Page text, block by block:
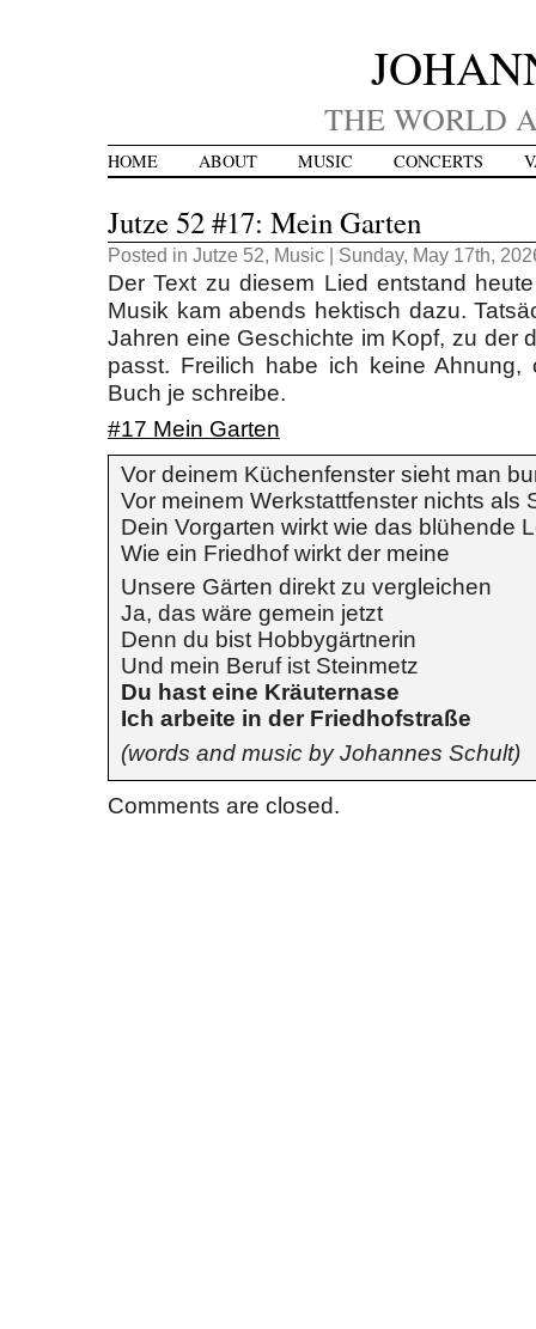
THE WORLD
HOME ABOUT MUSIC CONCERTS
Jutze 52 #17: Mein Garten
Posted in Jutze 52, Music | Sunday, May 17th,
Der Text zu diesem Lied entstand
Musik kam abends hektisch dazu.
Jahren eine Geschichte im Kopf, zu der
passt. Freilich habe ich keine
Buch je schreibe.
#17 Mein Garten
Vor deinem Küchenfenster sieht man
Vor meinem Werkstattfenster nichts als
Dein Vorgarten wirkt wie das blühende
Wie ein Friedhof wirkt der meine
Unsere Gärten direkt zu vergleichen
Ja, das wäre gemein jetzt
Denn du bist Hobbygärtnerin
Und mein Beruf ist Steinmetz
Du hast eine Kräuternase
Ich arbeite in der Friedhofstraße
(words and music by Johannes Schult)
Comments are closed.